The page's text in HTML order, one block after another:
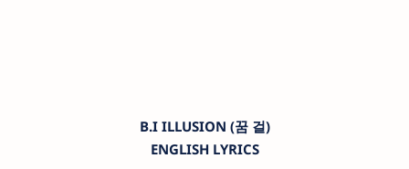
B.I ILLUSION (꿈 걸)
ENGLISH LYRICS